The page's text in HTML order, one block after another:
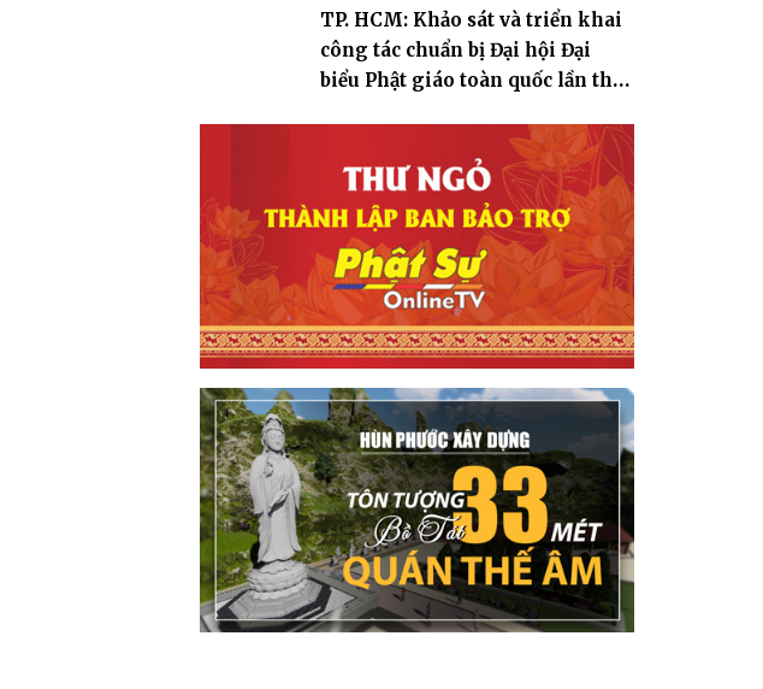
TP. HCM: Khảo sát và triển khai
công tác chuẩn bị Đại hội Đại
biểu Phật giáo toàn quốc lần thứ